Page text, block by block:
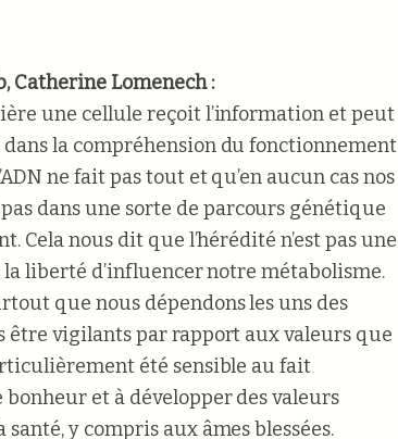
Catherine Lomenech :
une cellule reçoit l’information et peut
la compréhension du fonctionnement
ne fait pas tout et qu’en aucun cas nos
dans une sorte de parcours génétique
Cela nous dit que l’hérédité n’est pas une
liberté d’influencer notre métabolisme.
que nous dépendons les uns des
être vigilants par rapport aux valeurs que
été sensible au fait
et à développer des valeurs
y compris aux âmes blessées.